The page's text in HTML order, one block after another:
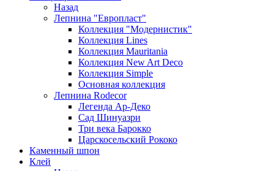
Назад
Лепнина "Европласт"
Коллекция "Модернистик"
Коллекция Lines
Коллекция Mauritania
Коллекция New Art Deco
Коллекция Simple
Основная коллекция
Лепнина Rodecor
Легенда Ар-Деко
Сад Шинуазри
Три века Барокко
Царскосельский Рококо
Каменный шпон
Клей